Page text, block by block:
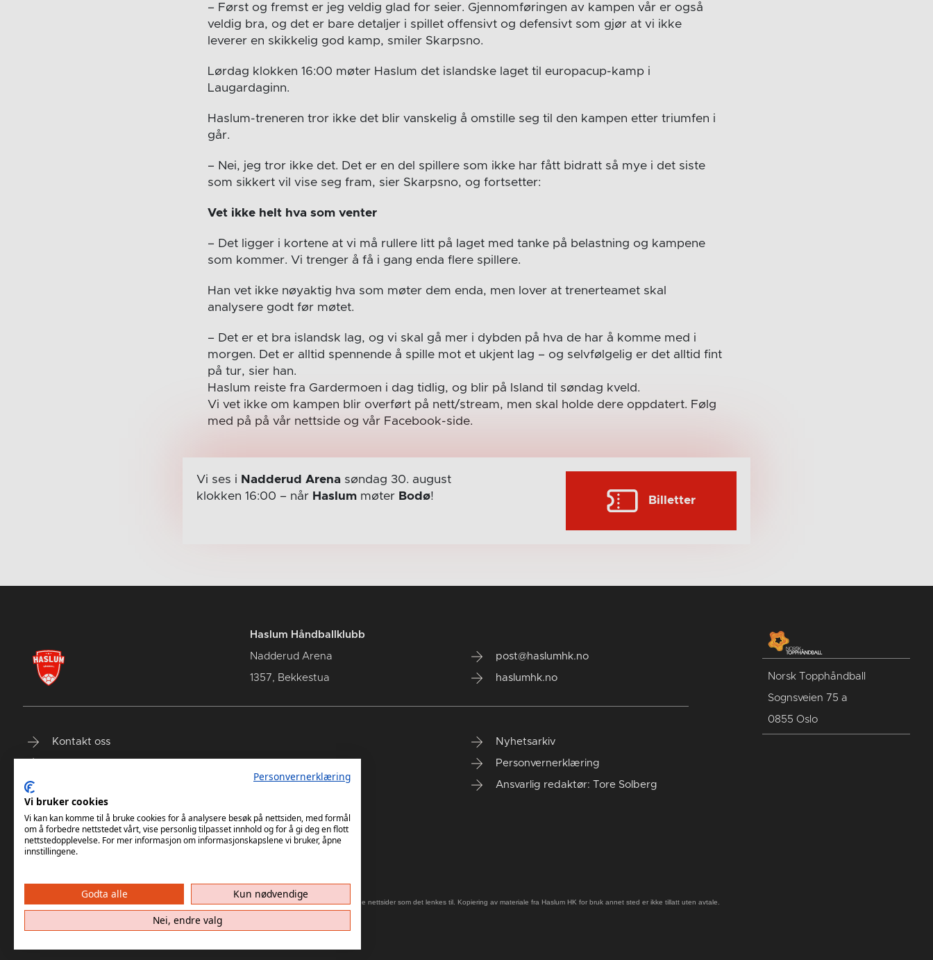
– Først og fremst er jeg veldig glad for seier. Gjennomføringen av kampen vår er også
veldig bra, og det er bare detaljer i spillet offensivt og defensivt som gjør at vi ikke
leverer en skikkelig god kamp, smiler Skarpsno.
Lørdag klokken 16:00 møter Haslum det islandske laget til europacup-kamp i
Laugardaginn.
Haslum-treneren tror ikke det blir vanskelig å omstille seg til den kampen etter triumfen i
går.
– Nei, jeg tror ikke det. Det er en del spillere som ikke har fått bidratt så mye i det siste
som sikkert vil vise seg fram, sier Skarpsno, og fortsetter:
Vet ikke helt hva som venter
– Det ligger i kortene at vi må rullere litt på laget med tanke på belastning og kampene
som kommer. Vi trenger å få i gang enda flere spillere.
Han vet ikke nøyaktig hva som møter dem enda, men lover at trenerteamet skal
analysere godt før møtet.
– Det er et bra islandsk lag, og vi skal gå mer i dybden på hva de har å komme med i
morgen. Det er alltid spennende å spille mot et ukjent lag – og selvfølgelig er det alltid fint
på tur, sier han.
Haslum reiste fra Gardermoen i dag tidlig, og blir på Island til søndag kveld.
Vi vet ikke om kampen blir overført på nett/stream, men skal holde dere oppdatert. Følg
med på på vår nettside og vår Facebook-side.
Vi ses i Nadderud Arenasøndag 30. august
klokken 16:00 – når Haslummøter Bodø! Billetter
Haslum Håndballklubb
Nadderud Arena
1357, Bekkestua
post@haslumhk.no
haslumhk.no
Kontakt oss Nyhetsarkiv
Personvernerklæring
Ansvarlig redaktør: Tore Solberg
Norsk Topphåndball
Sognsveien 75 a
0855 Oslo
Haslum HK har ikke ansvar for innhold på eksterne nettsider som det lenkes til. Kopiering av materiale fra Haslum HK for bruk annet sted er ikke tillatt uten avtale.
Personvernerklæring
Vi bruker cookies
Vi kan kan komme til å bruke cookies for å analysere besøk på nettsiden, med formål
om å forbedre nettstedet vårt, vise personlig tilpasset innhold og for å gi deg en flott
nettstedopplevelse. For mer informasjon om informasjonskapslene vi bruker, åpne
innstillingene.
Godta alle
Kun nødvendige
Nei, endre valg